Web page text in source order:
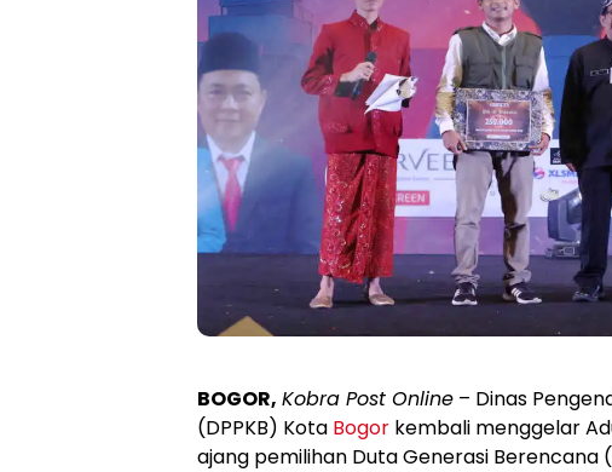
BOGOR, Kobra Post Online – Dinas
(DPPKB) Kota Bogor kembali menggelar
ajang pemilihan Duta Generasi Berencana